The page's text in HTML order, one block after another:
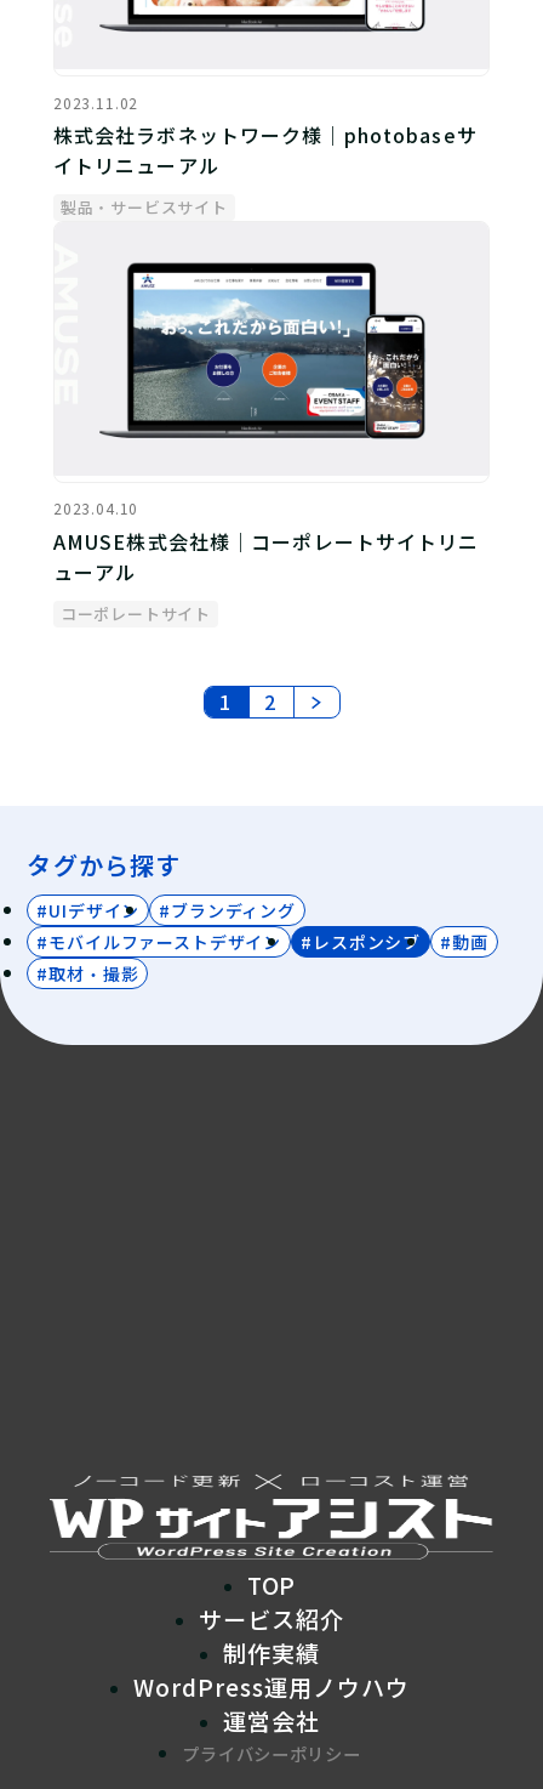
2023.11.02
株式会社ラボネットワーク様｜photobaseサ
イトリニューアル
製品・サービスサイト
2023.04.10
AMUSE株式会社様｜コーポレートサイトリニ
ューアル
コーポレートサイト
1 2
タグから探す
#UIデザイン
#ブランディング
#モバイルファーストデザイン
#レスポンシブ
#動画
#取材・撮影
TOP
サービス紹介
制作実績
WordPress運用ノウハウ
運営会社
プライバシーポリシー